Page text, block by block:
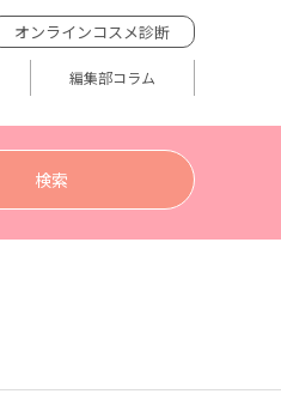
オンラインコスメ診断
編集部コラム